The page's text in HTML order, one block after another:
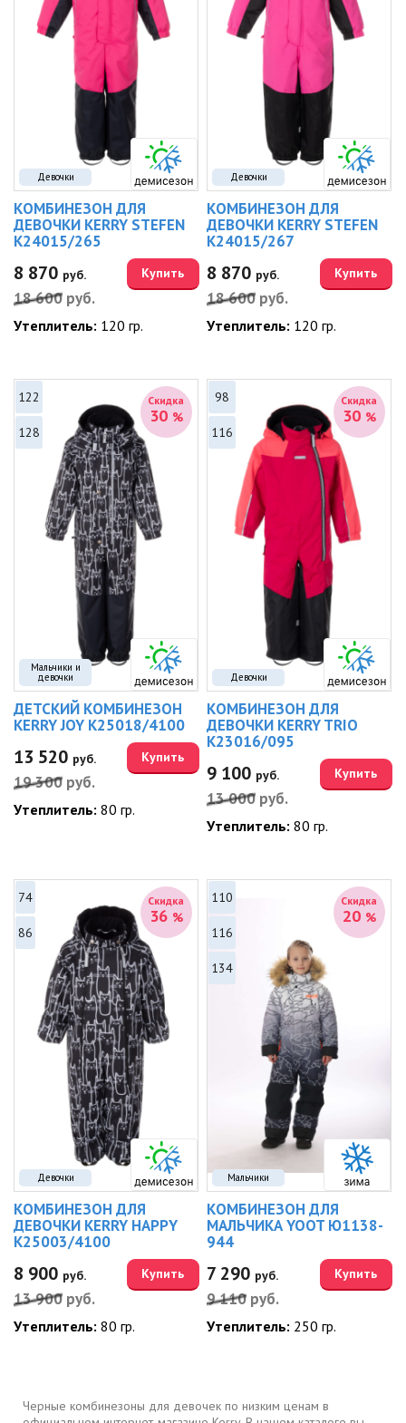
Девочки
КОМБИНЕЗОН ДЛЯ
ДЕВОЧКИ KERRY STEFEN
K24015/265
8 870 руб.
18 600 руб.
Купить
Утеплитель: 120 гр.
Девочки
КОМБИНЕЗОН ДЛЯ
ДЕВОЧКИ KERRY STEFEN
K24015/267
8 870 руб.
18 600 руб.
Купить
Утеплитель: 120 гр.
Мальчики и
девочки
Скидка
30 %
122
128
ДЕТСКИЙ КОМБИНЕЗОН
KERRY JOY K25018/4100
13 520 руб.
19 300 руб.
Купить
Утеплитель:80 гр.
Девочки
Скидка
30 %
98
116
КОМБИНЕЗОН ДЛЯ
ДЕВОЧКИ KERRY TRIO
K23016/095
9 100 руб.
13 000 руб.
Купить
Утеплитель:80 гр.
Девочки
Скидка
36 %
74
86
КОМБИНЕЗОН ДЛЯ
ДЕВОЧКИ KERRY HAPPY
K25003/4100
8 900 руб.
13 900 руб.
Купить
Утеплитель:80 гр.
Мальчики
Скидка
20 %
110
116
134
КОМБИНЕЗОН ДЛЯ
МАЛЬЧИКА YOOT Ю1138-
944
7 290 руб.
9 110 руб.
Купить
Утеплитель: 250 гр.
Черные комбинезоны для девочек по низким ценам в